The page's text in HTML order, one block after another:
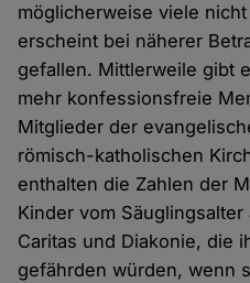
möglicherweise viele
erscheint bei näherer
gefallen. Mittlerweile gibt
mehr konfessionsfreie
Mitglieder der
römisch-katholischen
enthalten die Zahlen der
Kinder vom
Caritas und Diakonie, die
gefährden würden, wenn